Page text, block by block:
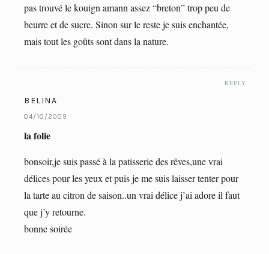
pas trouvé le kouign amann assez “breton” trop peu de
beurre et de sucre. Sinon sur le reste je suis enchantée,
mais tout les goûts sont dans la nature.
REPLY
BELINA
04/10/2009
la folie
bonsoir,je suis passé à la patisserie des rêves,une vrai
délices pour les yeux et puis je me suis laisser tenter pour
la tarte au citron de saison..un vrai délice j’ai adore il faut
que j’y retourne.
bonne soirée